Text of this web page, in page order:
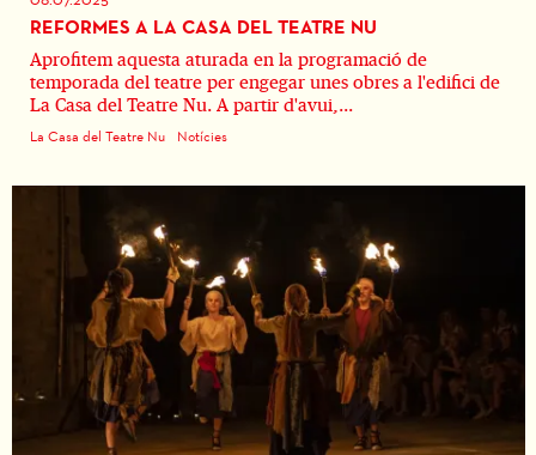
REFORMES A LA CASA DEL TEATRE NU
Aprofitem aquesta aturada en la programació de
temporada del teatre per engegar unes obres a l'edifici de
La Casa del Teatre Nu. A partir d'avui,...
La Casa del Teatre Nu Notícies